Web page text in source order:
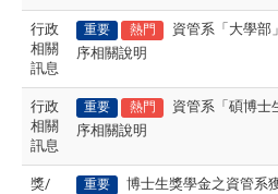
行政
相關
訊息
重要 熱門
資管系「大學部
序相關說明
行政
相關
訊息
重要 熱門
資管系「碩博士
序相關說明
獎/
重要 博士生獎學金之資管系